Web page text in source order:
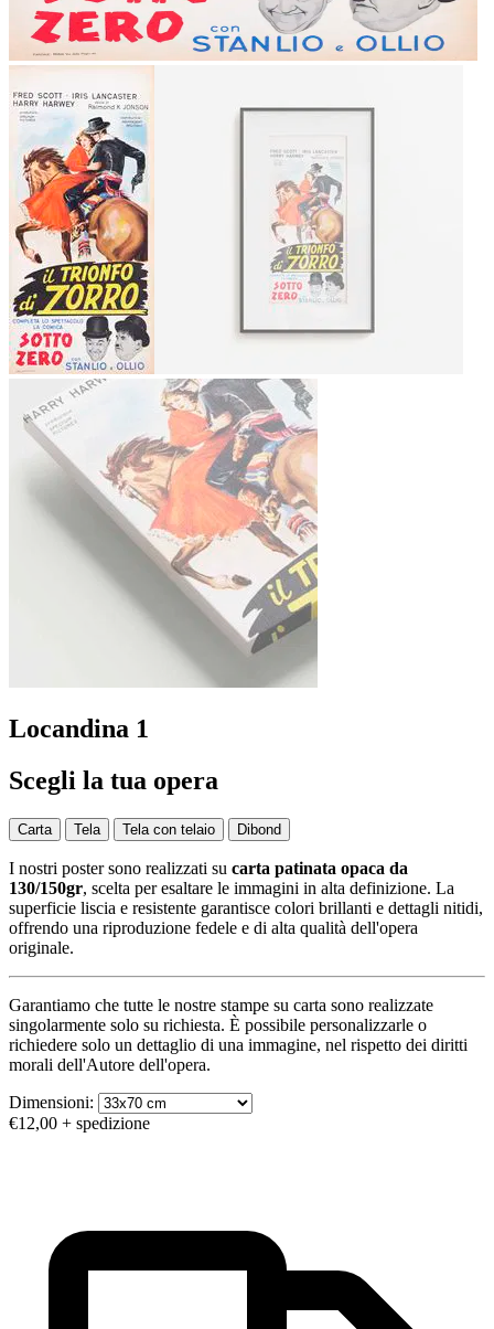
Locandina 1
Scegli la tua opera
Carta Tela Tela con telaio Dibond
I nostri poster sono realizzati su carta patinata opaca da
130/150gr, scelta per esaltare le immagini in alta definizione. La
superficie liscia e resistente garantisce colori brillanti e dettagli nitidi,
offrendo una riproduzione fedele e di alta qualità dell'opera
originale.
Garantiamo che tutte le nostre stampe su carta sono realizzate
singolarmente solo su richiesta. È possibile personalizzarle o
richiedere solo un dettaglio di una immagine, nel rispetto dei diritti
morali dell'Autore dell'opera.
Dimensioni:
€12,00 + spedizione